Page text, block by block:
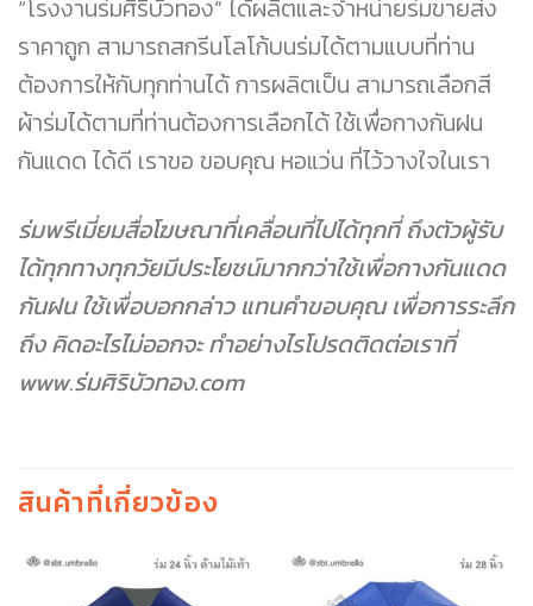
“โรงงานร่มศิริบัวทอง” ได้ผลิตและจำหน่ายร่มขายส่ง
ราคาถูก สามารถสกรีนโลโก้บนร่มได้ตามแบบที่ท่าน
ต้องการให้กับทุกท่านได้ การผลิตเป็น สามารถเลือกสี
ผ้าร่มได้ตามที่ท่านต้องการเลือกได้ ใช้เพื่อกางกันฝน
กันแดด ได้ดี เราขอ ขอบคุณ หอแว่น ที่ไว้วางใจในเรา
ร่มพรีเมี่ยมสื่อโฆษณาที่เคลื่อนที่ไปได้ทุกที่ ถึงตัวผู้รับ
ได้ทุกทางทุกวัยมีประโยชน์มากกว่าใช้เพื่อกางกันแดด
กันฝน ใช้เพื่อบอกกล่าว แทนคำขอบคุณ เพื่อการระลึก
ถึง คิดอะไรไม่ออกจะ ทำอย่างไรโปรดติดต่อเราที่
www.ร่มศิริบัวทอง.com
สินค้าที่เกี่ยวข้อง